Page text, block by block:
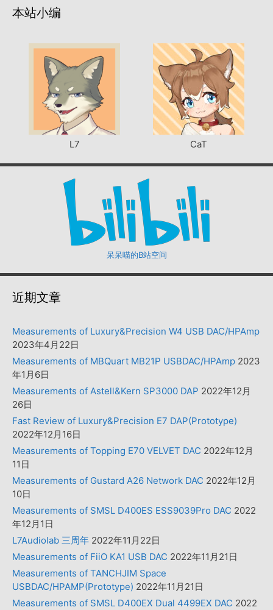
本站小编
L7 CaT
呆呆喵的B站空间
近期文章
Measurements of Luxury&Precision W4 USB DAC/HPAmp
2023年4月22日
Measurements of MBQuart MB21P USBDAC/HPAmp 2023
年1月6日
Measurements of Astell&Kern SP3000 DAP 2022年12月
26日
Fast Review of Luxury&Precision E7 DAP(Prototype)
2022年12月16日
Measurements of Topping E70 VELVET DAC 2022年12月
11日
Measurements of Gustard A26 Network DAC 2022年12月
10日
Measurements of SMSL D400ES ESS9039Pro DAC 2022
年12月1日
L7Audiolab 三周年 2022年11月22日
Measurements of FiiO KA1 USB DAC 2022年11月21日
Measurements of TANCHJIM Space
USBDAC/HPAMP(Prototype) 2022年11月21日
Measurements of SMSL D400EX Dual 4499EX DAC 2022